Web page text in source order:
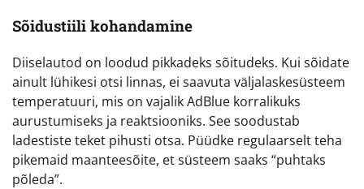
Sõidustiili kohandamine
Diiselautod on loodud pikkadeks sõitudeks. Kui sõidate
ainult lühikesi otsi linnas, ei saavuta väljalaskesüsteem
temperatuuri, mis on vajalik AdBlue korralikuks
aurustumiseks ja reaktsiooniks. See soodustab
ladestiste teket pihusti otsa. Püüdke regulaarselt teha
pikemaid maanteesõite, et süsteem saaks “puhtaks
põleda”.